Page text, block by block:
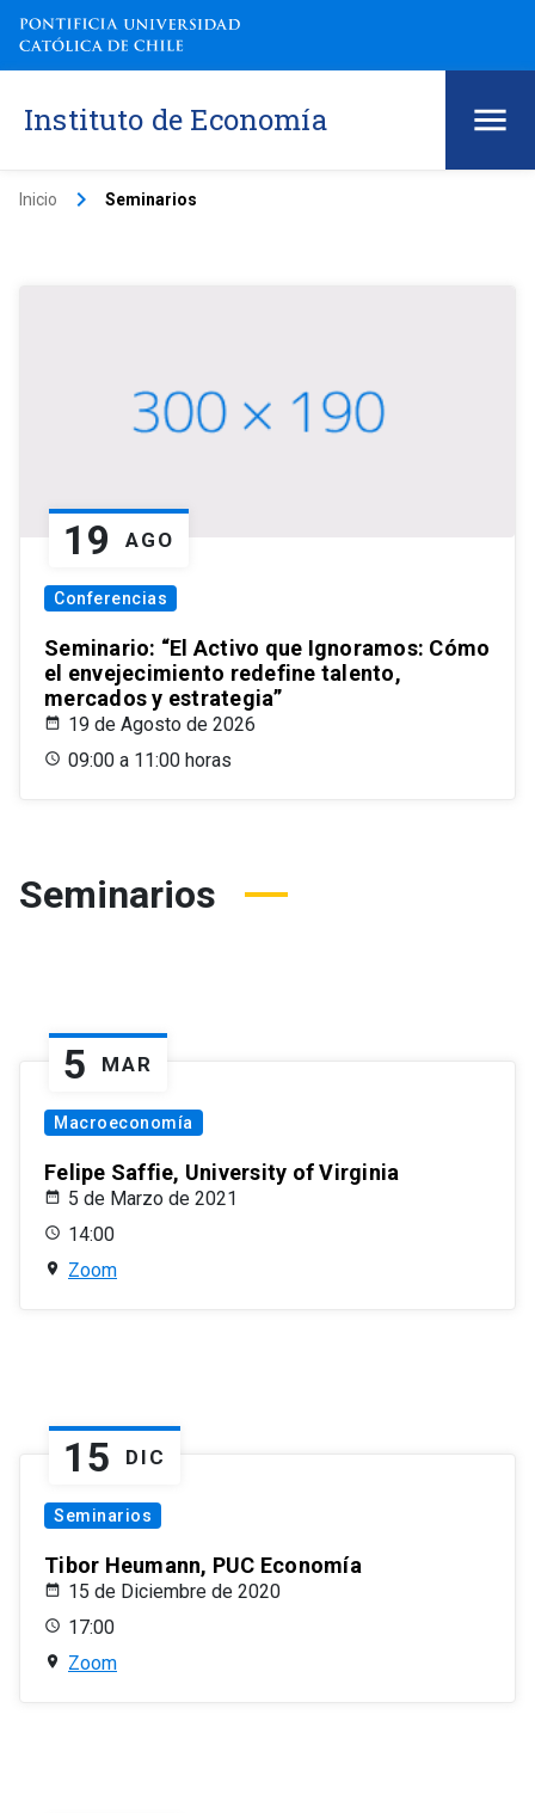
Instituto de Economía
Inicio keyboard_arrow_right Seminarios
19 AGO
Conferencias
Seminario: “El Activo que Ignoramos: Cómo
el envejecimiento redefine talento,
mercados y estrategia”
19 de Agosto de 2026
09:00 a 11:00 horas
Seminarios
5 MAR
Macroeconomía
Felipe Saffie, University of Virginia
5 de Marzo de 2021
14:00
Zoom
15 DIC
Seminarios
Tibor Heumann, PUC Economía
15 de Diciembre de 2020
17:00
Zoom